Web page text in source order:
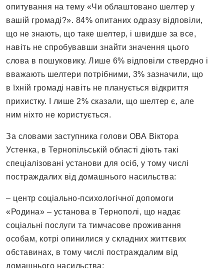
опитування на тему «Чи облаштовано шелтер у
вашій громаді?». 84% опитаних одразу відповіли,
що не знають, що таке шелтер, і швидше за все,
навіть не спробувавши знайти значення цього
слова в пошуковику. Лише 6% відповіли ствердно і
вважають шелтери потрібними, 3% зазначили, що
в їхній громаді навіть не планується відкриття
прихистку. І лише 2% сказали, що шелтер є, але
ним ніхто не користується.
За словами заступника голови ОВА Віктора
Устенка, в Тернопільській області діють такі
спеціалізовані установи для осіб, у тому числі
постраждалих від домашнього насильства:
– центр соціально-психологічної допомоги
«Родина» – установа в Тернополі, що надає
соціальні послуги та тимчасове проживання
особам, котрі опинилися у складних життєвих
обставинах, в тому числі постраждалим від
домашнього насильства;